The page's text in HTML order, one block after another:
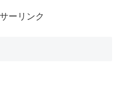
ーリンク